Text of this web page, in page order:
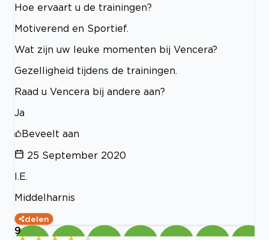
Hoe ervaart u de trainingen?
Motiverend en Sportief.
Wat zijn uw leuke momenten bij Vencera?
Gezelligheid tijdens de trainingen.
Raad u Vencera bij andere aan?
Ja
Beveelt aan
25 September 2020
I.E.
Middelharnis
delen
9